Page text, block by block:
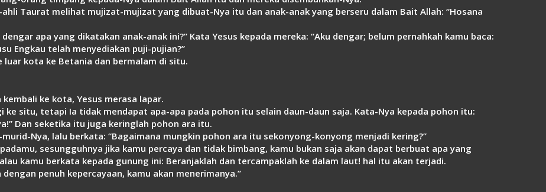
Taurat melihat mujizat-mujizat yang dibuat-Nya itu dan anak-anak yang berseru dalam Bait Allah: “Hosana
apa yang dikatakan anak-anak ini?” Kata Yesus kepada mereka: “Aku dengar; belum pernahkah kamu baca:
Engkau telah menyediakan puji-pujian?”
luar kota ke Betania dan bermalam di situ.
ke kota, Yesus merasa lapar.
ke situ, tetapi Ia tidak mendapat apa-apa pada pohon itu selain daun-daun saja. Kata-Nya kepada pohon itu:
Dan seketika itu juga keringlah pohon ara itu.
Nya, lalu berkata: “Bagaimana mungkin pohon ara itu sekonyong-konyong menjadi kering?”
sesungguhnya jika kamu percaya dan tidak bimbang, kamu bukan saja akan dapat berbuat apa yang
kamu berkata kepada gunung ini: Beranjaklah dan tercampaklah ke dalam laut! hal itu akan terjadi.
penuh kepercayaan, kamu akan menerimanya.”